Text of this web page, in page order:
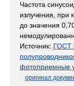
Частота
излучения, при
до значения
Источник: ГОСТ
фотоприемные
оригинал